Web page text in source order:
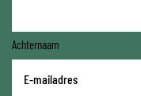
Achternaam
mailadres